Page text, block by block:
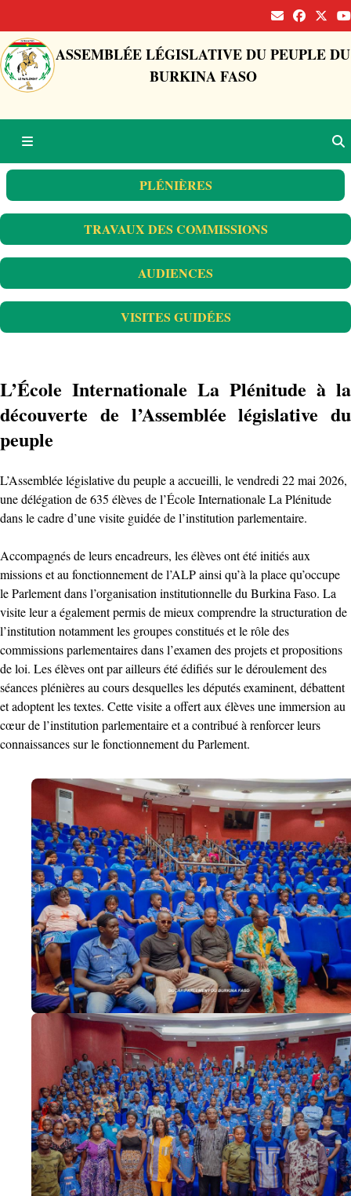
ASSEMBLÉE LÉGISLATIVE DU PEUPLE DU
BURKINA FASO
PLÉNIÈRES
TRAVAUX DES COMMISSIONS
AUDIENCES
VISITES GUIDÉES
L’École Internationale La Plénitude à la
découverte de l’Assemblée législative du
peuple
L’Assemblée législative du peuple a accueilli, le vendredi 22 mai 2026,
une délégation de 635 élèves de l’École Internationale La Plénitude
dans le cadre d’une visite guidée de l’institution parlementaire.
Accompagnés de leurs encadreurs, les élèves ont été initiés aux
missions et au fonctionnement de l’ALP ainsi qu’à la place qu’occupe
le Parlement dans l’organisation institutionnelle du Burkina Faso. La
visite leur a également permis de mieux comprendre la structuration de
l’institution notamment les groupes constitués et le rôle des
commissions parlementaires dans l’examen des projets et propositions
de loi. Les élèves ont par ailleurs été édifiés sur le déroulement des
séances plénières au cours desquelles les députés examinent, débattent
et adoptent les textes. Cette visite a offert aux élèves une immersion au
cœur de l’institution parlementaire et a contribué à renforcer leurs
connaissances sur le fonctionnement du Parlement.